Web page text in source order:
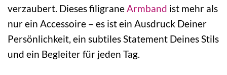
verzaubert. Dieses filigraneArmband ist mehr als
nur ein Accessoire – es ist ein Ausdruck Deiner
Persönlichkeit, ein subtiles Statement Deines Stils
und ein Begleiter für jeden Tag.